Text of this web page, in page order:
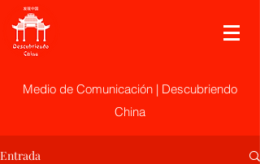
Medio de Comunicación | Descubriendo
China
Entrada